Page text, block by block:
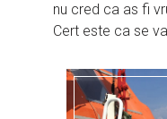
nu cred ca as fi
Cert este ca se